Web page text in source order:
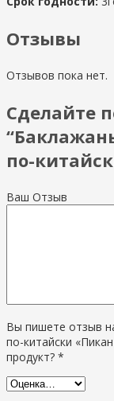
Отзывы
Отзывов пока нет.
Сделайте
по-
Ваш Отзыв
Вы пишете отзыв
по-китайски
продукт? *